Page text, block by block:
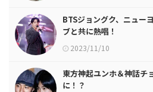
BTSジョングク、ニュー
ブと共に熱唱！
2023/11/10
東方神起ユンホ＆神話チ
に！？